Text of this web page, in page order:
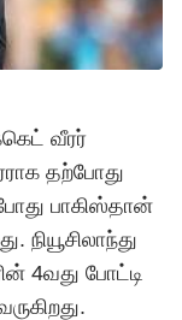
வீரர்
தற்போது
பாகிஸ்தான்
நியூசிலாந்து
4வது போட்டி